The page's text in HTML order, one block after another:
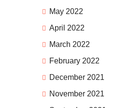
May 2022
April 2022
March 2022
February 2022
December 2021
November 2021